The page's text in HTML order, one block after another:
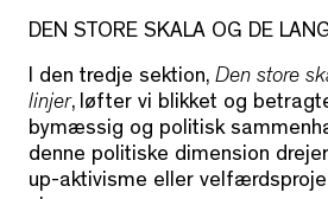
DEN STORE SKALA OG DE
I den tredje sektion, Den store
linjer, løfter vi blikket og
bymæssig og politisk
denne politiske dimension
up-aktivisme eller